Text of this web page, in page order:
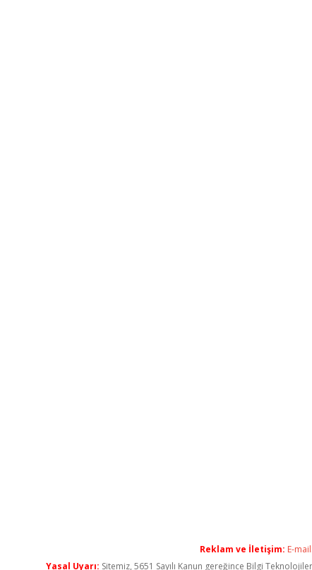
Reklam ve İletişim: E-mail:
Yasal Uyarı: Sitemiz, 5651 Sayılı Kanun gereğince Bilgi